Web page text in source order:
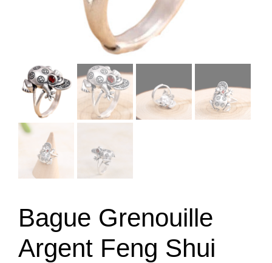
Bague Grenouille
Argent Feng Shui